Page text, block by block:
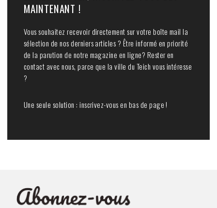
MAINTENANT !
Vous souhaitez recevoir directement sur votre boîte mail la
sélection de nos derniers articles ? Être informé en priorité
de la parution de notre magazine en ligne? Rester en
contact avec nous, parce que la ville du Teich vous intéresse
?
Une seule solution : inscrivez-vous en bas de page !